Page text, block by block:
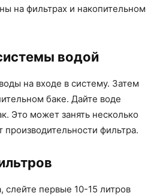
на фильтрах и накопительном
водой
на входе в систему. Затем
баке. Дайте воде
Это может занять несколько
производительности фильтра.
слейте первые 10-15 литров